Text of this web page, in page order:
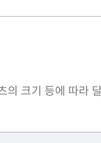
크기 등에 따라